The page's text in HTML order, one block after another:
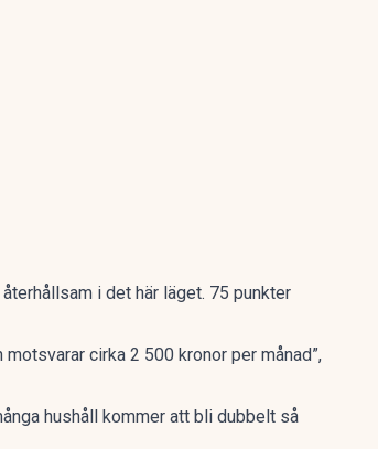
i det här läget. 75 punkter
cirka 2 500 kronor per månad”,
hushåll kommer att bli dubbelt så